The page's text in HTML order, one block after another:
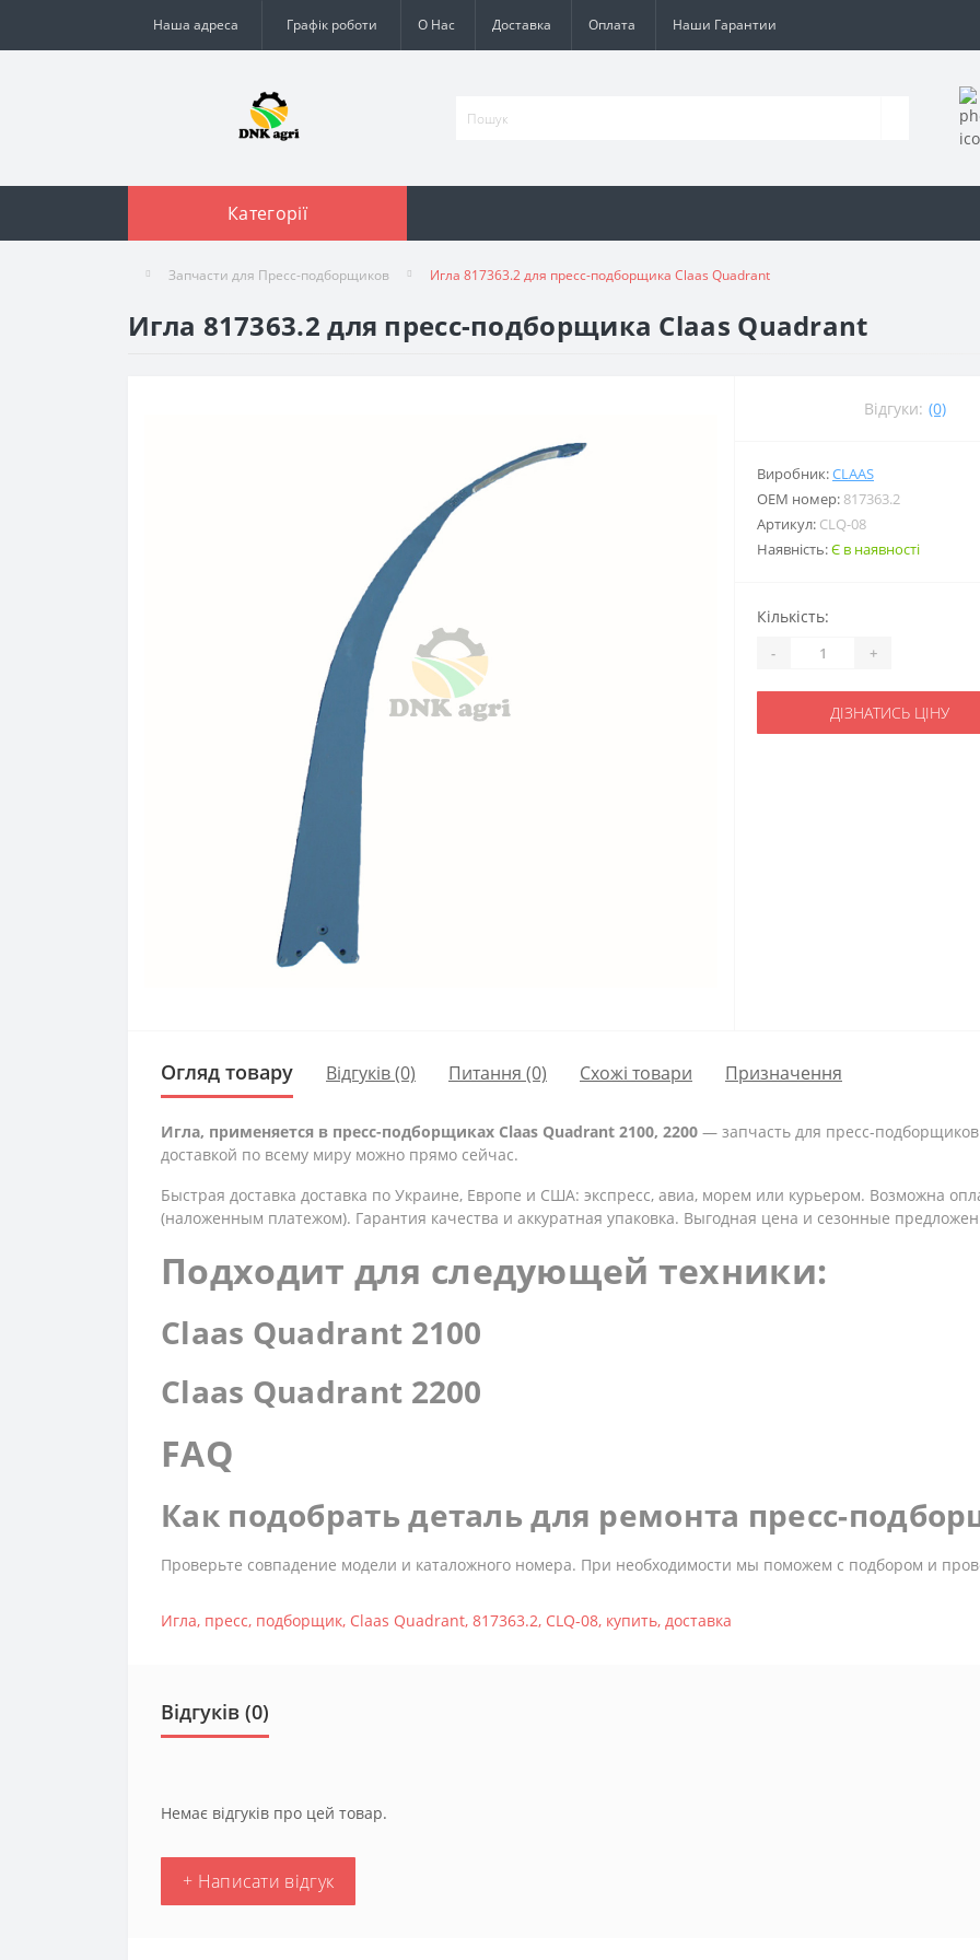
Наша адреса Графік роботи О Нас Доставка Оплата Наши Гарантии
Категорії
Запчасти для Пресс-подборщиков Игла 817363.2 для пресс-подборщика Claas Quadrant
Игла 817363.2 для пресс-подборщика Claas Quadrant
Відгуки: (0)
Виробник:CLAAS
ОЕМ номер: 817363.2
Артикул: CLQ-08
Наявність:Є в наявності
Кількість:
- +
ДІЗНАТИСЬ ЦІНУ
Огляд товару Відгуків (0) Питання (0) Схожі товари Призначення
Игла, применяется в пресс-подборщиках Claas Quadrant 2100, 2200 — запчасть для пресс-
доставкой по всему миру можно прямо сейчас.
Быстрая доставка доставка по Украине, Европе и США: экспресс, авиа, морем или курьером. Возможна
(наложенным платежом). Гарантия качества и аккуратная упаковка. Выгодная цена и сезонные
Подходит для следующей техники:
Claas Quadrant 2100
Claas Quadrant 2200
FAQ
Как подобрать деталь для ремонта пресс-
Проверьте совпадение модели и каталожного номера. При необходимости мы поможем с подбором и
Игла, пресс, подборщик, Claas Quadrant, 817363.2, CLQ-08, купить, доставка
Відгуків (0)
Немає відгуків про цей товар.
+ Написати відгук